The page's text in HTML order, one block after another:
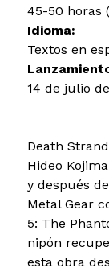
45-50 horas
Idioma:
Textos en
14 de julio
Death
Hideo
y después
Metal Gear
5: The
nipón
esta obra